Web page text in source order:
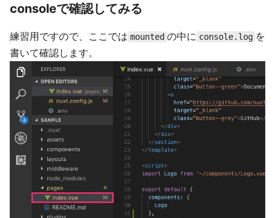
consoleで確認してみる
練習用ですので、ここでは mounted の中に console.log を
書いて確認します。